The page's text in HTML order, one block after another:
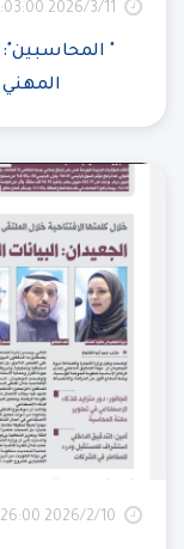
11‏‏/3‏‏/2026 5:03:00 م
"
10‏‏/2‏‏/2026 7:26:00 م